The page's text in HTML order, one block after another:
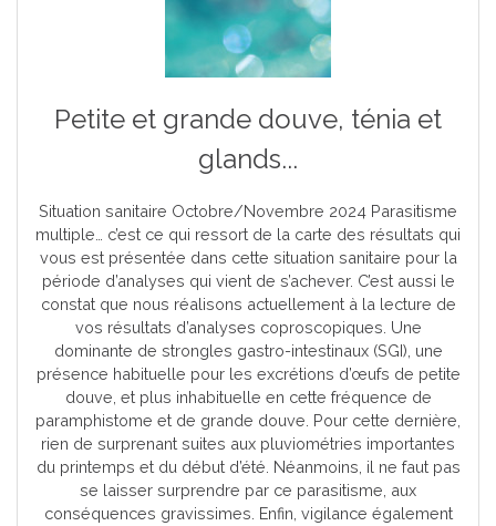
Petite et grande douve, ténia et
glands...
Situation sanitaire Octobre/Novembre 2024 Parasitisme
multiple… c’est ce qui ressort de la carte des résultats qui
vous est présentée dans cette situation sanitaire pour la
période d’analyses qui vient de s’achever. C’est aussi le
constat que nous réalisons actuellement à la lecture de
vos résultats d’analyses coproscopiques. Une
dominante de strongles gastro-intestinaux (SGI), une
présence habituelle pour les excrétions d’œufs de petite
douve, et plus inhabituelle en cette fréquence de
paramphistome et de grande douve. Pour cette dernière,
rien de surprenant suites aux pluviométries importantes
du printemps et du début d’été. Néanmoins, il ne faut pas
se laisser surprendre par ce parasitisme, aux
conséquences gravissimes. Enfin, vigilance également